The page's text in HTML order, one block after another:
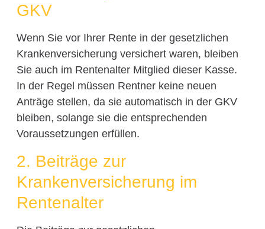
GKV
Wenn Sie vor Ihrer Rente in der gesetzlichen
Krankenversicherung versichert waren, bleiben
Sie auch im Rentenalter Mitglied dieser Kasse.
In der Regel müssen Rentner keine neuen
Anträge stellen, da sie automatisch in der GKV
bleiben, solange sie die entsprechenden
Voraussetzungen erfüllen.
2. Beiträge zur
Krankenversicherung im
Rentenalter